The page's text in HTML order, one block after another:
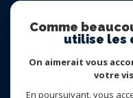
Comme
utilise les
On aimerait vous
votre
En poursuivant, vous